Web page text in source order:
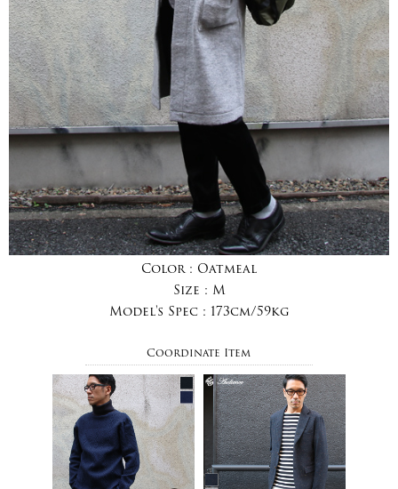
Color : Oatmeal
Size : M
Model's Spec : 173cm/59kg
Coordinate Item